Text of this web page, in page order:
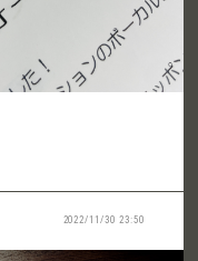
2022/11/30 23:50